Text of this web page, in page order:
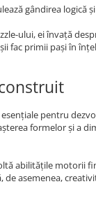
gândirea logică
ului, ei învață
fac primii pași în
pentru
formelor și
abilitățile motorii
asemenea,